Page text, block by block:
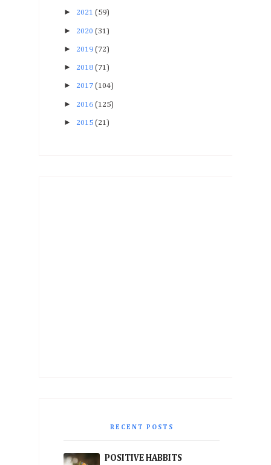
► 2021 (59)
► 2020 (31)
► 2019 (72)
► 2018 (71)
► 2017 (104)
► 2016 (125)
► 2015 (21)
RECENT POSTS
POSITIVE HABBITS